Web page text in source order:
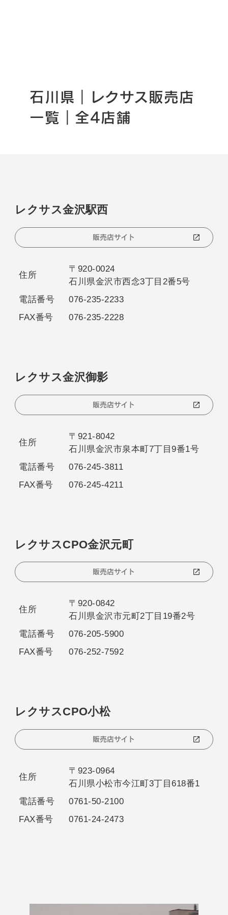
石川県｜レクサス販売店
一覧｜全4店舗
レクサス金沢駅西
販売店サイト
住所
〒920-0024
石川県金沢市西念3丁目2番5号
電話番号 076-235-2233
FAX番号 076-235-2228
レクサス金沢御影
販売店サイト
住所
〒921-8042
石川県金沢市泉本町7丁目9番1号
電話番号 076-245-3811
FAX番号 076-245-4211
レクサスCPO金沢元町
販売店サイト
住所
〒920-0842
石川県金沢市元町2丁目19番2号
電話番号 076-205-5900
FAX番号 076-252-7592
レクサスCPO小松
販売店サイト
住所
〒923-0964
石川県小松市今江町3丁目618番1
電話番号 0761-50-2100
FAX番号 0761-24-2473